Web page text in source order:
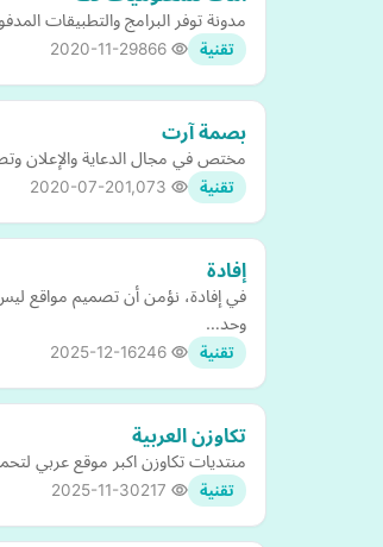
مدونة توفر البرامج والتطبيقات
تقنية 2020-11-29
بصمة آرت
مختص في مجال الدعاية والإعلان وتصميم المواقع , تم نشر الموقع في تاريخ 2017\11\28 و
تقنية 2020-07-20
إفادة
في إفادة، نؤمن أن تصميم مواقع
وحد…
تقنية 2025-12-16
تكاوزن العربية
منتديات تكاوزن اكبر موقع عربي
تقنية 2025-11-30